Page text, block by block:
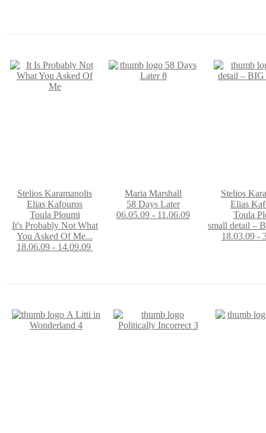
Stelios Karamanolis
Εlias Kafouros
Toula Ploumi
It's Probably Not What
You Asked Of Me...
18.06.09 - 14.09.09
Maria Marshall
58 Days Later
06.05.09 - 11.06.09
Stelios
Εlias
Toula
small detail –
18.03.09 -